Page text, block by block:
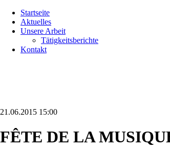
überspringen
Startseite
Aktuelles
Unsere Arbeit
Tätigkeitsberichte
Kontakt
21.06.2015 15:00
FÊTE DE LA